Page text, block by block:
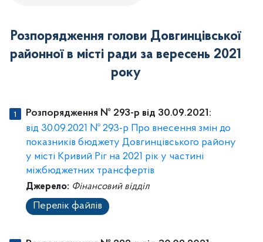
Проекти рішень районної ради
Проєкти рішень виконавчого комітету
Розпорядження голови Довгинцівської
районної в місті ради за вересень 2021
року
Розпорядження № 293-р від 30.09.2021:
від 30.09.2021 № 293-р Про внесення змін до
показників бюджету Довгинцівського району
у місті Кривий Ріг на 2021 рік у частині
міжбюджетних трансфертів
Джерело: Фінансовий відділ
Перелік файлів